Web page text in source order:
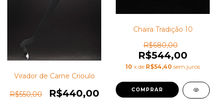
Virador de Carne Crioulo
R$550,00 R$440,00
Chaira Tradição 10
R$680,00
R$544,00
10 x de R$54,40 sem juros